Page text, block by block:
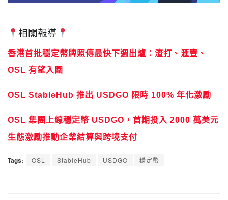
相關報導
香港首批穩定幣牌照傳最快下週出爐：渣打、滙豐、
OSL 有望入圍
OSL StableHub 推出 USDGO 限時 100% 年化激勵
OSL 集團上線穩定幣 USDGO，首期投入 2000 萬美元
生態激勵推動企業結算與跨境支付
Tags: OSL StableHub USDGO 穩定幣